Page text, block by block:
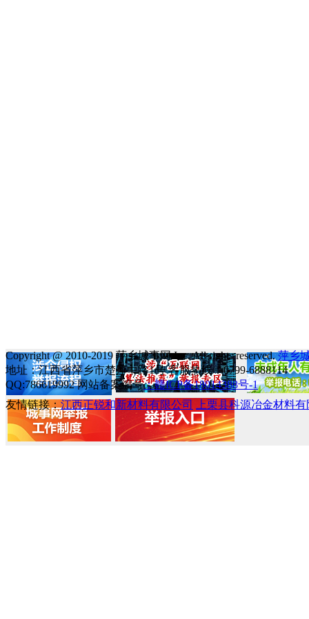
Copyright @ 2010-2019 萍乡城事网 Inc. All rights reserved.萍乡
地址：江西省萍乡市楚萍中路1号 客服热线：0799-6888114
QQ:786619992 网站备案编号：赣ICP备18014388号-1
友情链接： 江西正锐和新材料有限公司 上栗县科源冶金材料